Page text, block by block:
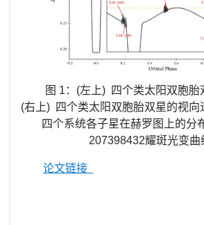
图 1：(左上) 四个类太阳双胞胎
(右上) 四个类太阳双胞胎双星的视向
四个系统各子星在赫罗图上的分
207398432耀斑光变曲
论文链接